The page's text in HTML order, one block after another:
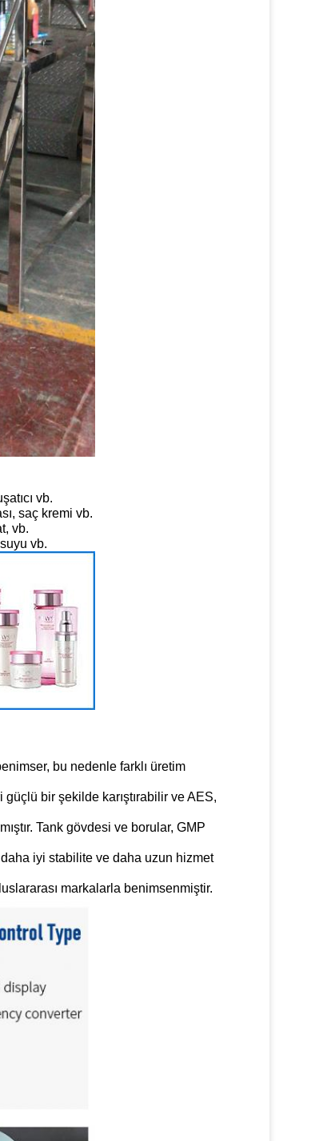
vb.
saç kremi vb.
vb.
vb.
bu nedenle farklı üretim
bir şekilde karıştırabilir ve AES,
Tank gövdesi ve borular, GMP
iyi stabilite ve daha uzun hizmet
markalarla benimsenmiştir.